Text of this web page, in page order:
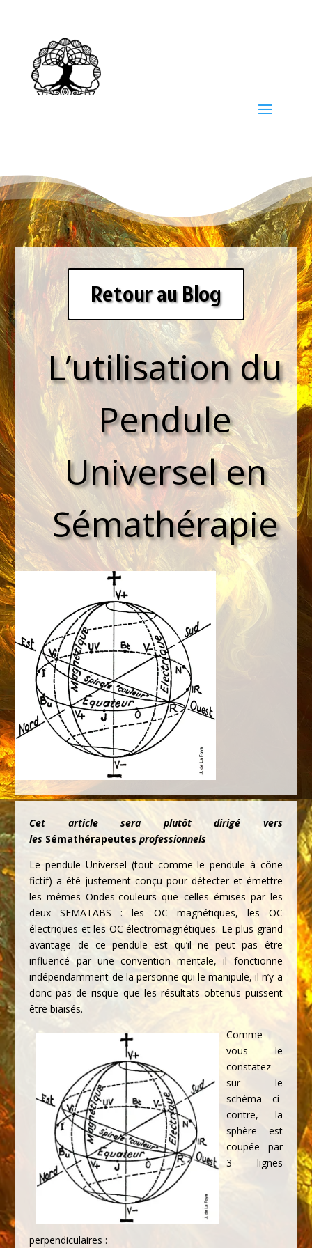
Retour au Blog
L’utilisation du
Pendule
Universel en
Sémathérapie
Cet article sera plutôt dirigé vers
les Sémathérapeutes professionnels
Le pendule Universel (tout comme le pendule à cône
fictif) a été justement conçu pour détecter et émettre
les mêmes Ondes-couleurs que celles émises par les
deux SEMATABS : les OC magnétiques, les OC
électriques et les OC électromagnétiques. Le plus grand
avantage de ce pendule est qu’il ne peut pas être
influencé par une convention mentale, il fonctionne
indépendamment de la personne qui le manipule, il n’y a
donc pas de risque que les résultats obtenus puissent
être biaisés.
Comme
vous le
constatez
sur le
schéma ci-
contre, la
sphère est
coupée par
3 lignes
perpendiculaires :